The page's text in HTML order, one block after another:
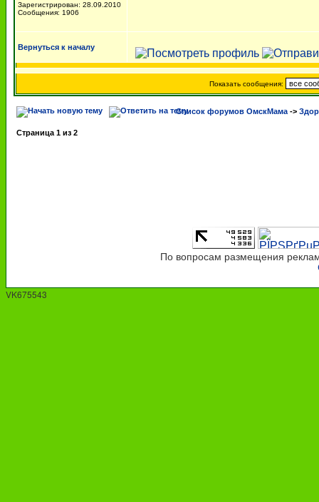
Зарегистрирован: 28.09.2010
Сообщения: 1906
Вернуться к началу
Показать сообщения:
Список форумов ОмскМама ->
Страница 1 из 2
По вопросам размещения
VK675543